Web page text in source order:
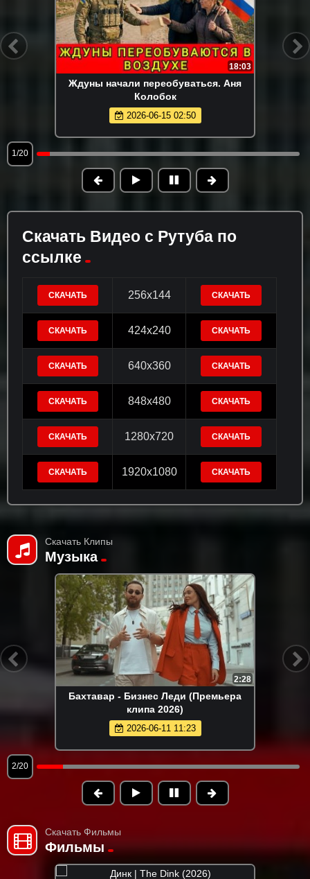
18:03
Ждуны начали переобуваться. Аня
Колобок
2026-06-15 02:50
1/20
Скачать Видео с Рутуба по
ссылке
СКАЧАТЬ 256x144 СКАЧАТЬ
СКАЧАТЬ 424x240 СКАЧАТЬ
СКАЧАТЬ 640x360 СКАЧАТЬ
СКАЧАТЬ 848x480 СКАЧАТЬ
СКАЧАТЬ 1280x720 СКАЧАТЬ
СКАЧАТЬ 1920x1080 СКАЧАТЬ
Скачать Клипы
Музыка
4:06
Группа КАРОЛИНА - Розовые краски
(Премьера клипа 2026)
2026-05-24 15:36
3/20
Скачать Фильмы
Фильмы